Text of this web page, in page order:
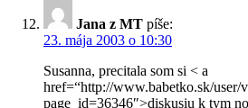
Jana z MT píše:
23. mája 2003 o 10:30
Susanna, precitala som si < a
href=“http://www.babetko.sk/user/
page_id=36346″>diskusiu k tym